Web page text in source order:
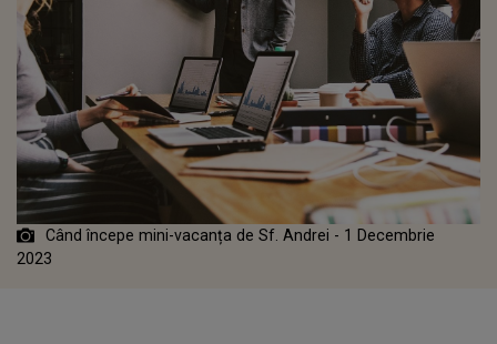
Când începe mini-vacanța de Sf. Andrei - 1 Decembrie
2023